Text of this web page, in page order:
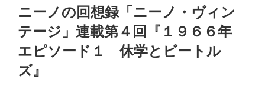
日:
ニーノの回想録「ニーノ・ヴィン
テージ」連載第４回『１９６６年
エピソード１ 休学とビートル
ズ』